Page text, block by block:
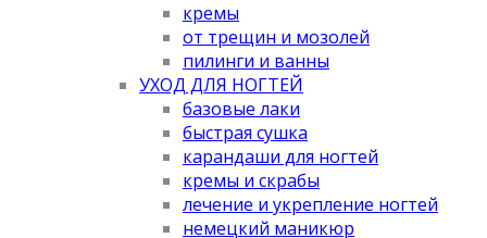
кремы
от трещин и мозолей
пилинги и ванны
УХОД ДЛЯ НОГТЕЙ
базовые лаки
быстрая сушка
карандаши для ногтей
кремы и скрабы
лечение и укрепление ногтей
немецкий маникюр